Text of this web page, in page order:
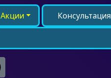
Акции Консультация